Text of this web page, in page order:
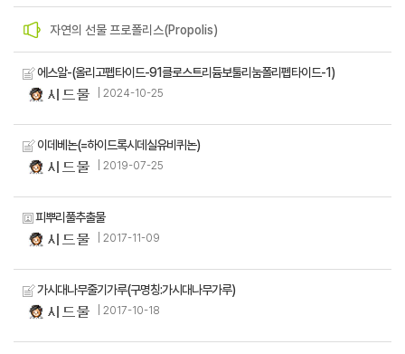
자연의 선물 프로폴리스(Propolis)
에스알-(올리고펩타이드-91클로스트리듐보툴리눔폴리펩타이드-1)
| 2024-10-25
이데베논(=하이드록시데실유비퀴논)
| 2019-07-25
피뿌리풀추출물
| 2017-11-09
가시대나무줄기가루(구명칭:가시대나무가루)
| 2017-10-18